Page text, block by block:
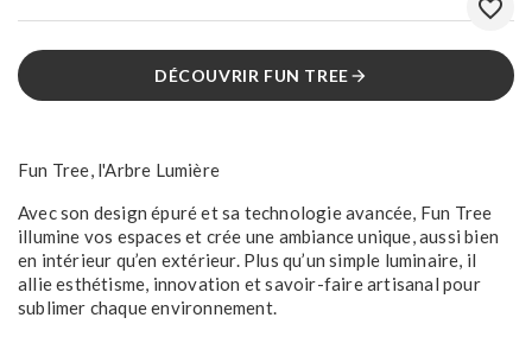
DÉCOUVRIR FUN TREEarrow_forward
favorite_border
Fun Tree, l'Arbre Lumière
Avec son design épuré et sa technologie avancée, Fun Tree
illumine vos espaces et crée une ambiance unique, aussi bien
en intérieur qu’en extérieur. Plus qu’un simple luminaire, il
allie esthétisme, innovation et savoir-faire artisanal pour
sublimer chaque environnement.